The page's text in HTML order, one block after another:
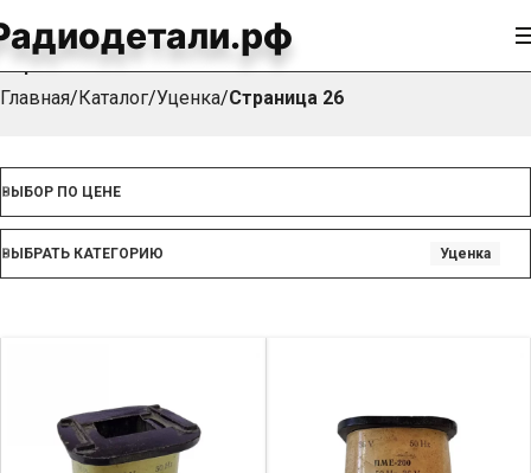
Уценка
Главная Каталог Уценка Страница 26
ВЫБОР ПО ЦЕНЕ
ВЫБРАТЬ КАТЕГОРИЮ Уценка